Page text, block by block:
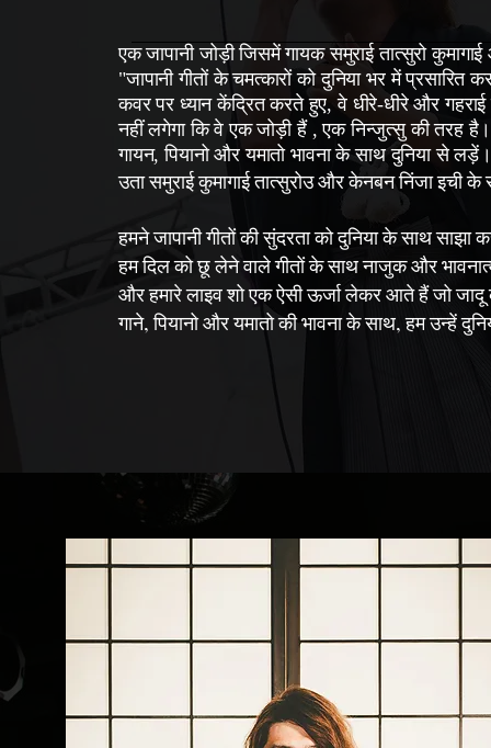
एक जापानी जोड़ी जिसमें गायक समुराई तात्सुरो
"जापानी गीतों के चमत्कारों को दुनिया भर में प्रसारित
कवर पर ध्यान केंद्रित करते हुए, वे धीरे-धीरे और
नहीं लगेगा कि वे एक जोड़ी हैं , एक निन्जुत्सु की तरह है।
गायन, पियानो और यमातो भावना के साथ दुनिया से लड़ें।
उता समुराई कुमागाई तात्सुरोउ और केनबन निंजा इची के
हमने जापानी गीतों की सुंदरता को दुनिया के साथ
हम दिल को छू लेने वाले गीतों के साथ नाजुक और
और हमारे लाइव शो एक ऐसी ऊर्जा लेकर आते हैं जो
गाने, पियानो और यमातो की भावना के साथ, हम उन्हें